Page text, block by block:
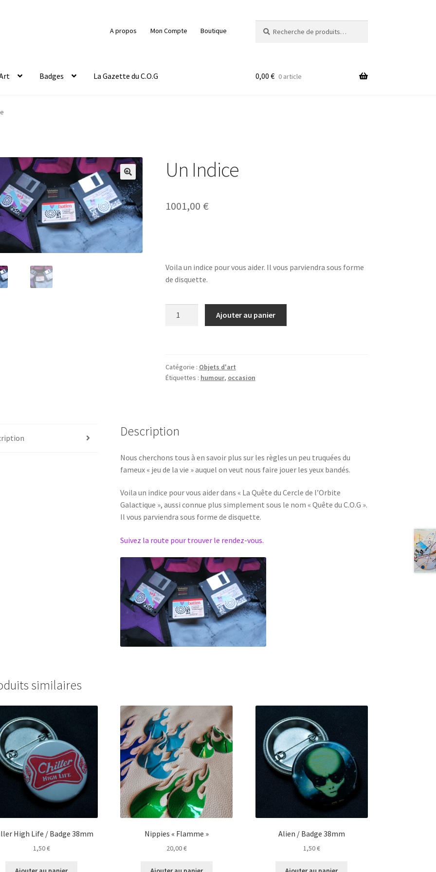
A propos Mon Compte Boutique
pour :
Badges La Gazette du C.O.G 0,00 € 0 article
🔍
Un Indice
1001,00 €
Voila un indice pour vous aider. Il vous parviendra sous forme
de disquette.
Ajouter au panier
Catégorie : Objets d'art
Étiquettes : humour, occasion
Description
Nous cherchons tous à en savoir plus sur les règles un peu truquées du
fameux « jeu de la vie » auquel on veut nous faire jouer les yeux bandés.
Voila un indice pour vous aider dans « La Quête du Cercle de l’Orbite
Galactique », aussi connue plus simplement sous le nom « Quête du C.O.G ».
Il vous parviendra sous forme de disquette.
Suivez la route pour trouver le rendez-vous.
similaires
High Life / Badge 38mm
1,50€
Nippies « Flamme »
20,00€
Alien / Badge 38mm
1,50€